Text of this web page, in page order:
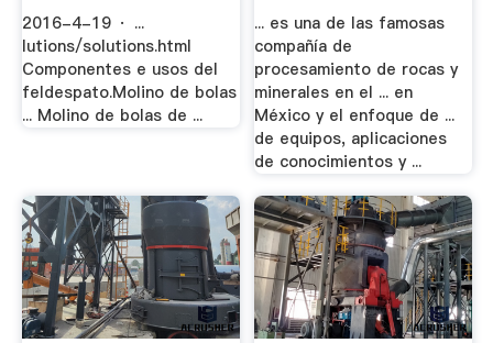
2016-4-19 · ...
lutions/solutions.html
Componentes e usos del
feldespato.Molino de bolas
... Molino de bolas de ...
... es una de las famosas
compañía de
procesamiento de rocas y
minerales en el ... en
México y el enfoque de ...
de equipos, aplicaciones
de conocimientos y ...